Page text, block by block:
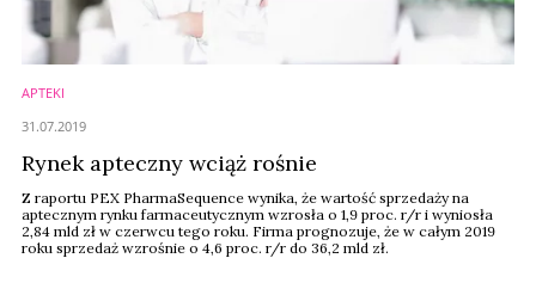
APTEKI
Rynek apteczny wciąż rośnie
Z raportu PEX PharmaSequence wynika, że wartość sprzedaży na
aptecznym rynku farmaceutycznym wzrosła o 1,9 proc. r/r i wyniosła
2,84 mld zł w czerwcu tego roku. Firma prognozuje, że w całym 2019
roku sprzedaż wzrośnie o 4,6 proc. r/r do 36,2 mld zł.
31.07.2019